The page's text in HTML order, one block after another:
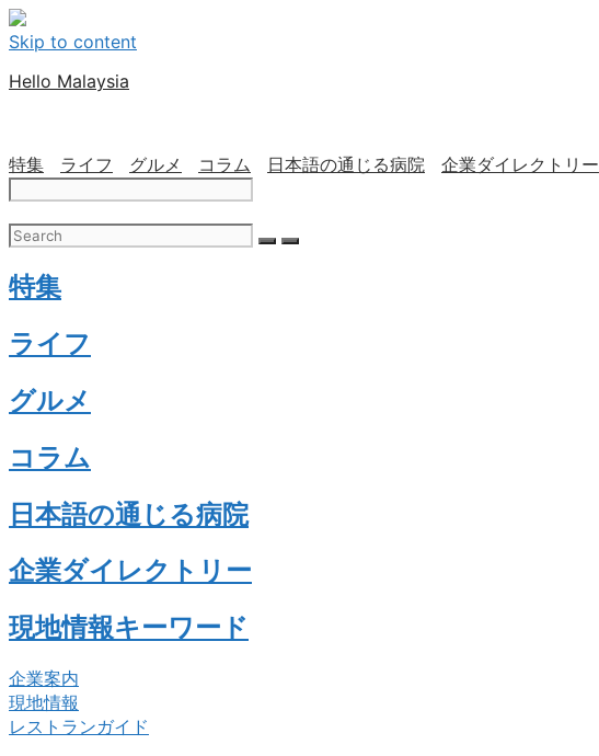
Skip to content
Hello Malaysia
特集 ライフ グルメ コラム 日本語の通じる病院 企業ダイレクトリー
特集
ライフ
グルメ
コラム
日本語の通じる病院
企業ダイレクトリー
現地情報キーワード
企業案内
現地情報
レストランガイド